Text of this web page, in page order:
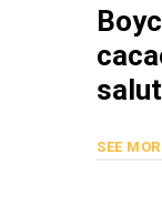
SEE